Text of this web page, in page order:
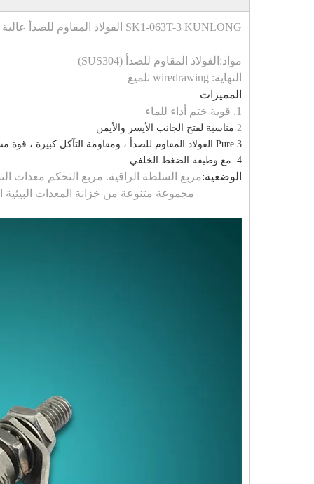
SK1-063T-3 KUNLONG الفولاذ المقاوم للصدأ عالية الجودة قفل كام قابل للتعديل
مواد: الفولاذ المقاوم للصدأ (SUS304)
النهاية: wiredrawing تلميع
المميزات
1. قوية ختم أداء للماء
2. مناسبة لفتح الجانب الأيسر والأيمن
3.Pure الفولاذ المقاوم للصدأ ، ومقاومة التآكل كبيرة ، قوة مستقرة
4. مع وظيفة الضغط الخلفي
الوضعية:مربع السلطة الراقية. مربع التحكم معدات
مجموعة متنوعة من خزانة المعدات البيئية